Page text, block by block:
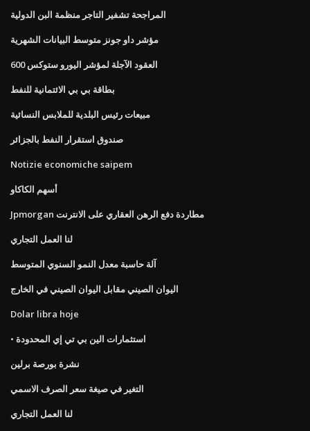
المراجحة تشفير التاجر منظمة البن الدولية
مؤشر داو جونز متوسط ​​البيانات الشهرية
العقود الآجلة لمؤشر اليورو ستوكس 600
بطاقة بي بي الائتمانية للنفط
مبيعات رئيس البلدية للملابس النسائية
صندوق استقرار النفط بالجزائر
Notizie economiche saipem
أسهم الكاكاو
Jpmorgan مطاردة دفع الرهن العقاري على الانترنت
لنا العمل التجاري
آلة حاسبة معدل النمو السنوي المتوسط
اليوان الصيني مقابل اليوان الصيني في الخارج
Dolar libra hoje
• استثمارات الين بي تي إي المحدودة
نشرة بورصة برلين
التغير في صيغة سعر الصرف الاسمي
لنا العمل التجاري